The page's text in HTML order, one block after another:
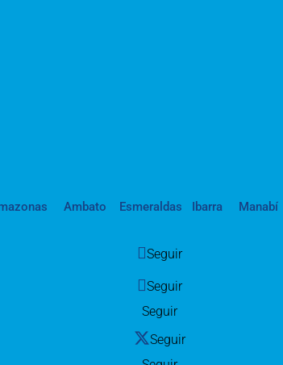
Ambato Esmeraldas Ibarra Manabí
Seguir
Seguir
Seguir
Seguir